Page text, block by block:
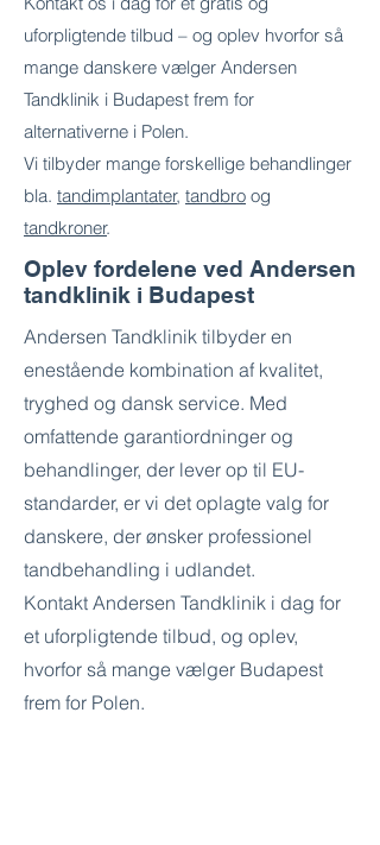
uforpligtende tilbud – og oplev hvorfor så
mange danskere vælger Andersen
Tandklinik i Budapest frem for
alternativerne i Polen.
Vi tilbyder mange forskellige behandlinger
bla. tandimplantater, tandbro og
tandkroner.
Oplev fordelene ved Andersen
tandklinik i Budapest
Andersen Tandklinik tilbyder en
enestående kombination af kvalitet,
tryghed og dansk service. Med
omfattende garantiordninger og
behandlinger, der lever op til EU-
standarder, er vi det oplagte valg for
danskere, der ønsker professionel
tandbehandling i udlandet.
Kontakt Andersen Tandklinik i dag for
et uforpligtende tilbud, og oplev,
hvorfor så mange vælger Budapest
frem for Polen.